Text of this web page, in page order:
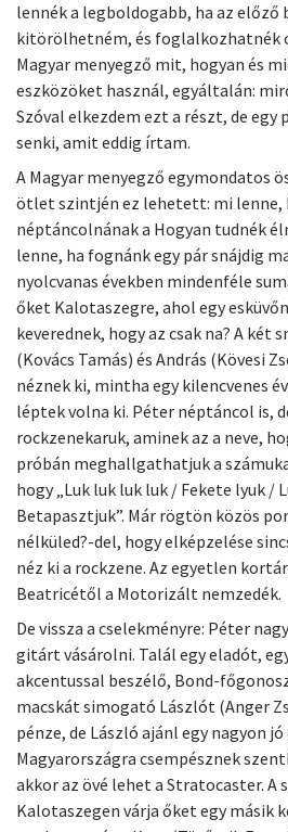
lennék a legboldogabb, ha az előző
kitörölhetném, és foglalkozhatnék
Magyar menyegző mit, hogyan és
eszközöket használ, egyáltalán:
Szóval elkezdem ezt a részt, de
senki, amit eddig írtam.
A Magyar menyegző egymondatos
ötlet szintjén ez lehetett: mi lenne,
néptáncolnának a Hogyan tudnék
lenne, ha fognánk egy pár snájdig
nyolcvanas években mindenféle
őket Kalotaszegre, ahol egy
keverednek, hogy az csak na? A két
(Kovács Tamás) és András (Kövesi
néznek ki, mintha egy kilencvenes
léptek volna ki. Péter néptáncol is,
rockzenekaruk, aminek az a neve,
próbán meghallgathatjuk a
hogy „Luk luk luk luk / Fekete lyuk /
Betapasztjuk”. Már rögtön közös
nélküled?-del, hogy elképzelése
néz ki a rockzene. Az egyetlen
Beatricétől a Motorizált nemzedék.
De vissza a cselekményre: Péter
gitárt vásárolni. Talál egy eladót,
akcentussal beszélő, Bond-
macskát simogató Lászlót (Anger
pénze, de László ajánl egy nagyon jó
Magyarországra csempésznek
akkor az övé lehet a Stratocaster. A
Kalotaszegen várja őket egy másik